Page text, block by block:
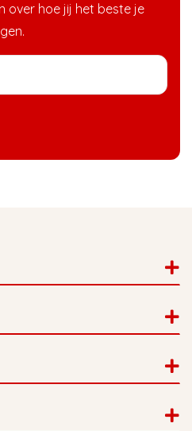
over hoe jij het beste je